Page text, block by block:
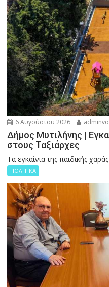
6 Αυγούστου 2026
Δήμος Μυτιλήνης |
στους Ταξιάρχες
Tα εγκαίνια της παιδικής
ΠΟΛΙΤΙΚΑ